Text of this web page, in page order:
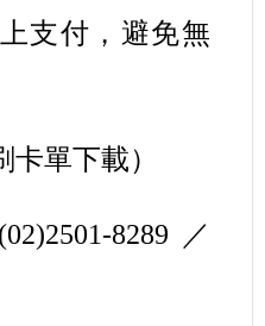
支付，避免無
單下載）
8289／